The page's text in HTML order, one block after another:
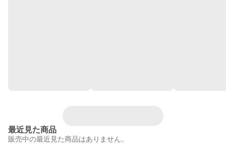
最近見た商品
販売中の最近見た商品はありません。